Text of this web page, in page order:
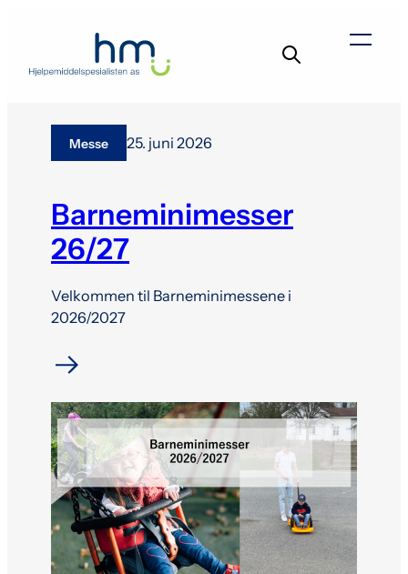
Menu
Messe 25. juni 2026
Barneminimesser
26/27
Velkommen til Barneminimessene i
2026/2027